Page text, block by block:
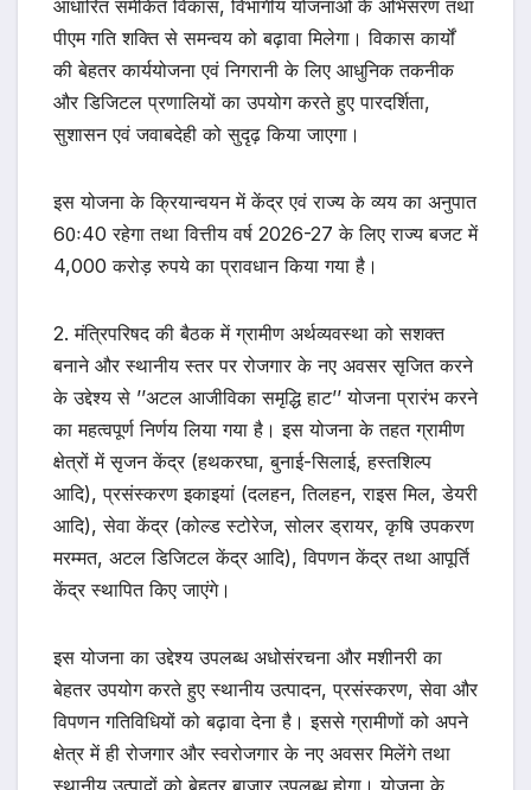
आधारित समेकित विकास, विभागीय योजनाओं के अभिसरण तथा
पीएम गति शक्ति से समन्वय को बढ़ावा मिलेगा। विकास कार्यों
की बेहतर कार्ययोजना एवं निगरानी के लिए आधुनिक तकनीक
और डिजिटल प्रणालियों का उपयोग करते हुए पारदर्शिता,
सुशासन एवं जवाबदेही को सुदृढ़ किया जाएगा।
इस योजना के क्रियान्वयन में केंद्र एवं राज्य के व्यय का अनुपात
60ः40 रहेगा तथा वित्तीय वर्ष 2026-27 के लिए राज्य बजट में
4,000 करोड़ रुपये का प्रावधान किया गया है।
2. मंत्रिपरिषद की बैठक में ग्रामीण अर्थव्यवस्था को सशक्त
बनाने और स्थानीय स्तर पर रोजगार के नए अवसर सृजित करने
के उद्देश्य से ’’अटल आजीविका समृद्धि हाट’’ योजना प्रारंभ करने
का महत्वपूर्ण निर्णय लिया गया है। इस योजना के तहत ग्रामीण
क्षेत्रों में सृजन केंद्र (हथकरघा, बुनाई-सिलाई, हस्तशिल्प
आदि), प्रसंस्करण इकाइयां (दलहन, तिलहन, राइस मिल, डेयरी
आदि), सेवा केंद्र (कोल्ड स्टोरेज, सोलर ड्रायर, कृषि उपकरण
मरम्मत, अटल डिजिटल केंद्र आदि), विपणन केंद्र तथा आपूर्ति
केंद्र स्थापित किए जाएंगे।
इस योजना का उद्देश्य उपलब्ध अधोसंरचना और मशीनरी का
बेहतर उपयोग करते हुए स्थानीय उत्पादन, प्रसंस्करण, सेवा और
विपणन गतिविधियों को बढ़ावा देना है। इससे ग्रामीणों को अपने
क्षेत्र में ही रोजगार और स्वरोजगार के नए अवसर मिलेंगे तथा